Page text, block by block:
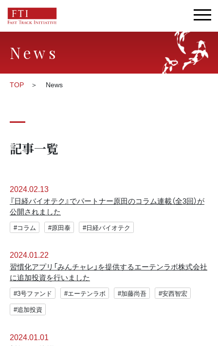
News
TOP News
記事一覧
2024.02.13
『日経バイオテク』でパートナー原田のコラム連載（全3回）が
公開されました
#コラム #原田泰 #日経バイオテク
2024.01.22
習慣化アプリ「みんチャレ」を提供するエーテンラボ株式会社
に追加投資を行いました
#3号ファンド #エーテンラボ #加藤尚吾
#安西智宏
#追加投資
2024.01.01